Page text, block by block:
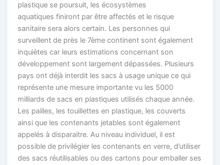
plastique se poursuit, les écosystèmes
aquatiques finiront par être affectés et le risque
sanitaire sera alors certain. Les personnes qui
surveillent de près le 7ème continent sont également
inquiètes car leurs estimations concernant son
développement sont largement dépassées. Plusieurs
pays ont déjà interdit les sacs à usage unique ce qui
représente une mesure importante vu les 5000
milliards de sacs en plastiques utilisés chaque année.
Les pailles, les touillettes en plastique, les couverts
ainsi que les contenants jetables sont également
appelés à disparaitre. Au niveau individuel, il est
possible de privilégier les contenants en verre, d’utiliser
des sacs réutilisables ou des cartons pour emballer ses